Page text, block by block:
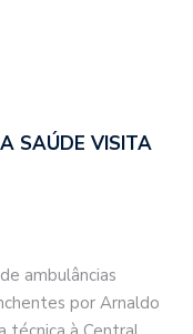
SAÚDE VISITA
ambulâncias
por Arnaldo